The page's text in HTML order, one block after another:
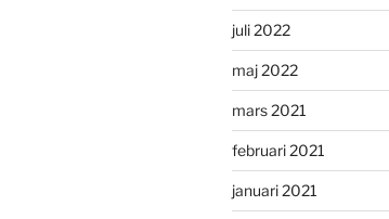
juli 2022
maj 2022
mars 2021
februari 2021
januari 2021